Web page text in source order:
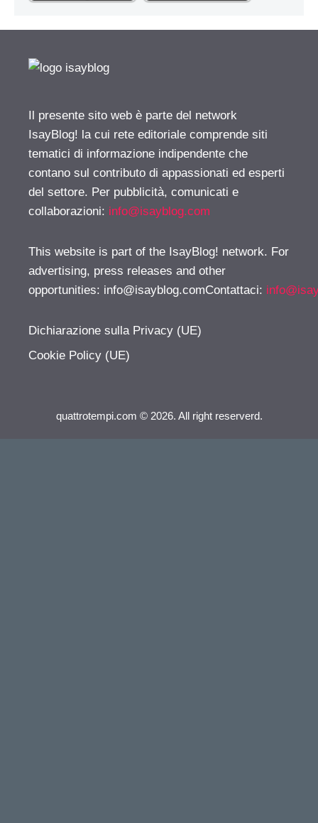
Il presente sito web è parte del network
IsayBlog! la cui rete editoriale comprende siti
tematici di informazione indipendente che
contano sul contributo di appassionati ed esperti
del settore. Per pubblicità, comunicati e
collaborazioni: info@isayblog.com
This website is part of the IsayBlog! network. For
advertising, press releases and other
opportunities: info@isayblog.comContattaci:
Dichiarazione sulla Privacy (UE)
Cookie Policy (UE)
quattrotempi.com © 2026. All right reserverd.